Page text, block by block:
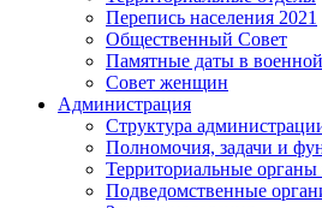
Перепись населения 2021
Общественный Совет
Памятные даты в
Совет женщин
Администрация
Структура
Полномочия, задачи и
Территориальные органы
Подведомственные